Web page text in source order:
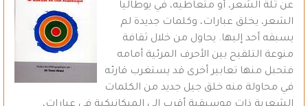
عن ثلة الشعر، أو متعاطيه، في يوطاليا
الشعر، يخلق عبارات، وكلمات جديدة لم
يسبقه أحد إليها. يحاول من خلال ثقافة
منوعة التلقيح بين الأحرف المرئية أمامه
فتحبل منها تعابير أخرى قد يستغرب قارئه
في محاولة منه خلق جيل جديد من الكلمات